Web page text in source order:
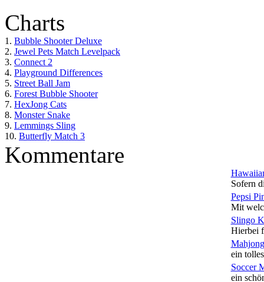
Charts
1. Bubble Shooter Deluxe
2. Jewel Pets Match Levelpack
3. Connect 2
4. Playground Differences
5. Street Ball Jam
6. Forest Bubble Shooter
7. HexJong Cats
8. Monster Snake
9. Lemmings Sling
10. Butterfly Match 3
Kommentare
Sofern
Pepsi
Mit
Slingo
Hierbei
ein
Soccer
ein